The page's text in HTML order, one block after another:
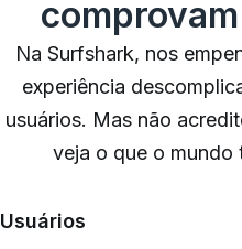
Na Surfshark, nos
experiência
usuários. Mas não
veja o que o mundo
Usuários